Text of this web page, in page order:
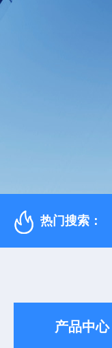
热门搜索：
产品中心